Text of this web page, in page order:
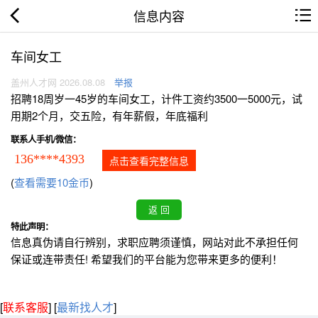
信息内容
车间女工
盖州人才网 2026.08.08 举报
招聘18周岁一45岁的车间女工，计件工资约3500一5000元，试
用期2个月，交五险，有年薪假，年底福利
联系人手机/微信：
136****4393 点击查看完整信息
(查看需要10金币)
特此声明：
信息真伪请自行辨别，求职应聘须谨慎，网站对此不承担任何
保证或连带责任! 希望我们的平台能为您带来更多的便利！
[联系客服] [最新找人才]